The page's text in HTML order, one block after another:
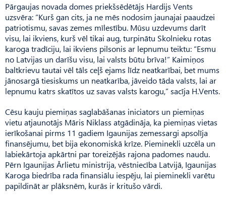
Pārgaujas novada domes priekšsēdētājs Hardijs Vents
uzsvēra: “Kurš gan cits, ja ne mēs nodosim jaunajai paaudzei
patri­otismu, savas zemes mīlestību. Mūsu uzdevums darīt
visu, lai ikviens, kurš vēl tikai aug, turpinātu Skolnieku rotas
karoga tradīciju, lai ikviens pilsonis ar lepnumu teiktu: “Esmu
no Latvijas un darīšu visu, lai valsts būtu brīva!” Kaimiņos
baltkrievu tautai vēl tāls ceļš ejams līdz neatkarībai, bet mums
jānosargā tiesiskums un neatkarība, jāveido tāda valsts, lai ar
lepnumu katrs skatītos uz savas valsts karogu,” sacīja H.Vents.
Cēsu kauju piemiņas saglabāšanas iniciators un piemiņas
vietu atjaunotājs Māris Niklass atgādināja, ka piemiņas vietas
ierīkošanai pirms 11 gadiem Igaunijas zemessargi apsolīja
finansējumu, bet bija ekonomiskā krīze. Pie­minekli uzcēla un
labiekārtoja apkārtni par toreizējās rajona padomes naudu.
Pērn Igaunijas Ārlietu ministrija, vēstniecība Latvijā, Igaunijas
Karoga biedrība rada finansiālu iespēju, lai pieminekli varētu
papildināt ar plāksnēm, kurās ir kritušo vārdi.